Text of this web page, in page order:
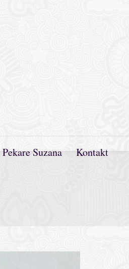
Pekare Suzana Kontakt